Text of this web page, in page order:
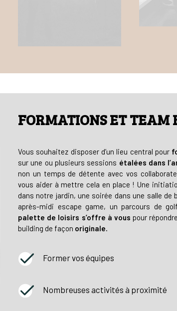
FORMATIONS ET TEAM
Vous souhaitez disposer d’un lieu central pour
sur une ou plusieurs sessions étalées dans
non un temps de détente avec vos
vous aider à mettre cela en place ! Une
dans notre jardin, une soirée dans une salle de
après-midi escape game, un parcours de
palette de loisirs s’offre à vous pour
building de façon originale.
Former vos équipes
Nombreuses activités à proximité